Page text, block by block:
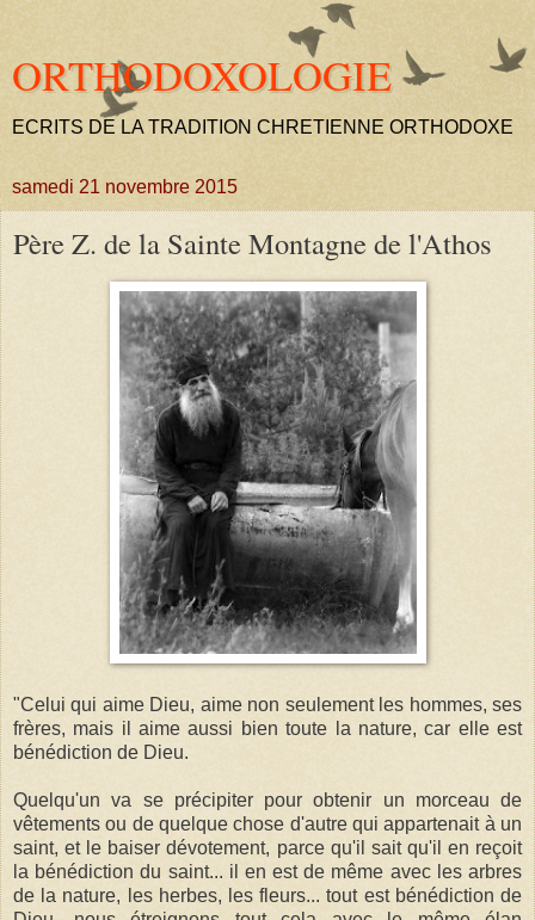
ORTHODOXOLOGIE
ECRITS DE LA TRADITION CHRETIENNE ORTHODOXE
samedi 21 novembre 2015
Père Z. de la Sainte Montagne de l'Athos
"Celui qui aime Dieu, aime non seulement les hommes, ses
frères, mais il aime aussi bien toute la nature, car elle est
bénédiction de Dieu.
Quelqu'un va se précipiter pour obtenir un morceau de
vêtements ou de quelque chose d'autre qui appartenait à un
saint, et le baiser dévotement, parce qu'il sait qu'il en reçoit
la bénédiction du saint... il en est de même avec les arbres
de la nature, les herbes, les fleurs... tout est bénédiction de